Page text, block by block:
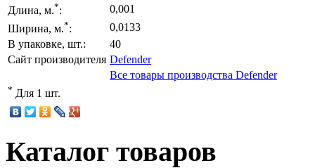
Длина, м.*:
0,001
Ширина, м.*:
0,0133
В упаковке, шт.:
40
Сайт производителя Defender
Все товары производства Defender
* Для 1 шт.
Каталог товаров